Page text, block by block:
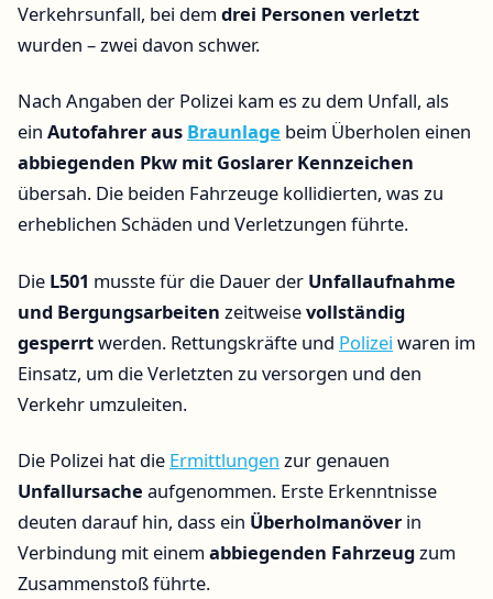
Verkehrsunfall, bei dem drei Personen verletzt
wurden – zwei davon schwer.
Nach Angaben der Polizei kam es zu dem Unfall, als
ein Autofahrer aus Braunlage beim Überholen einen
abbiegenden Pkw mit Goslarer Kennzeichen
übersah. Die beiden Fahrzeuge kollidierten, was zu
erheblichen Schäden und Verletzungen führte.
Die L501 musste für die Dauer der Unfallaufnahme
und Bergungsarbeiten zeitweisevollständig
gesperrtwerden. Rettungskräfte und Polizei waren im
Einsatz, um die Verletzten zu versorgen und den
Verkehr umzuleiten.
Die Polizei hat die Ermittlungen zur genauen
Unfallursache aufgenommen. Erste Erkenntnisse
deuten darauf hin, dass ein Überholmanöver in
Verbindung mit einem abbiegenden Fahrzeug zum
Zusammenstoß führte.